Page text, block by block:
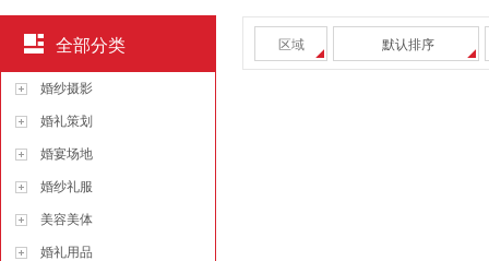
区域 默认排序
全部分类
婚纱摄影
婚礼策划
婚宴场地
婚纱礼服
美容美体
婚礼用品